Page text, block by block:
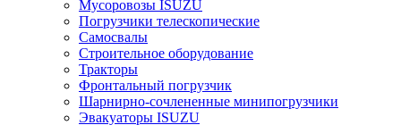
Мусоровозы ISUZU
Погрузчики телескопические
Самосвалы
Строительное оборудование
Тракторы
Фронтальный погрузчик
Шарнирно-сочлененные минипогрузчики
Эвакуаторы ISUZU